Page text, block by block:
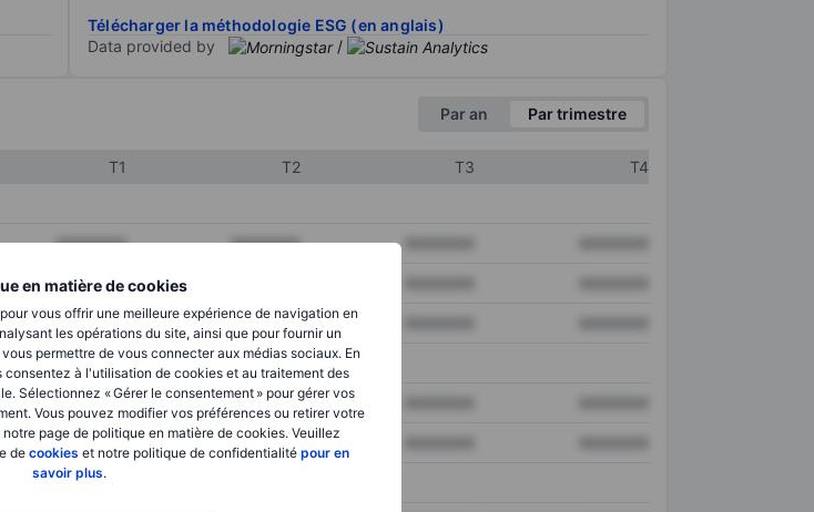
en matière de cookies
vous offrir une meilleure expérience de navigation en
les opérations du site, ainsi que pour fournir un
permettre de vous connecter aux médias sociaux. En
consentez à l'utilisation de cookies et au traitement des
Sélectionnez « Gérer le consentement » pour gérer vos
Vous pouvez modifier vos préférences ou retirer votre
page de politique en matière de cookies. Veuillez
de cookies et notre politique de confidentialité pour en
savoir plus.
Télécharger la méthodologie ESG (en anglais)
Data provided by
/
Par an Par trimestre
T1 T2 T3
T4
XXXXXXX XXXXXXX
XXXXXXX
XXXXXXX XXXXXXX
XXXXXXX XXXXXXX
XXXXXXX XXXXXXX